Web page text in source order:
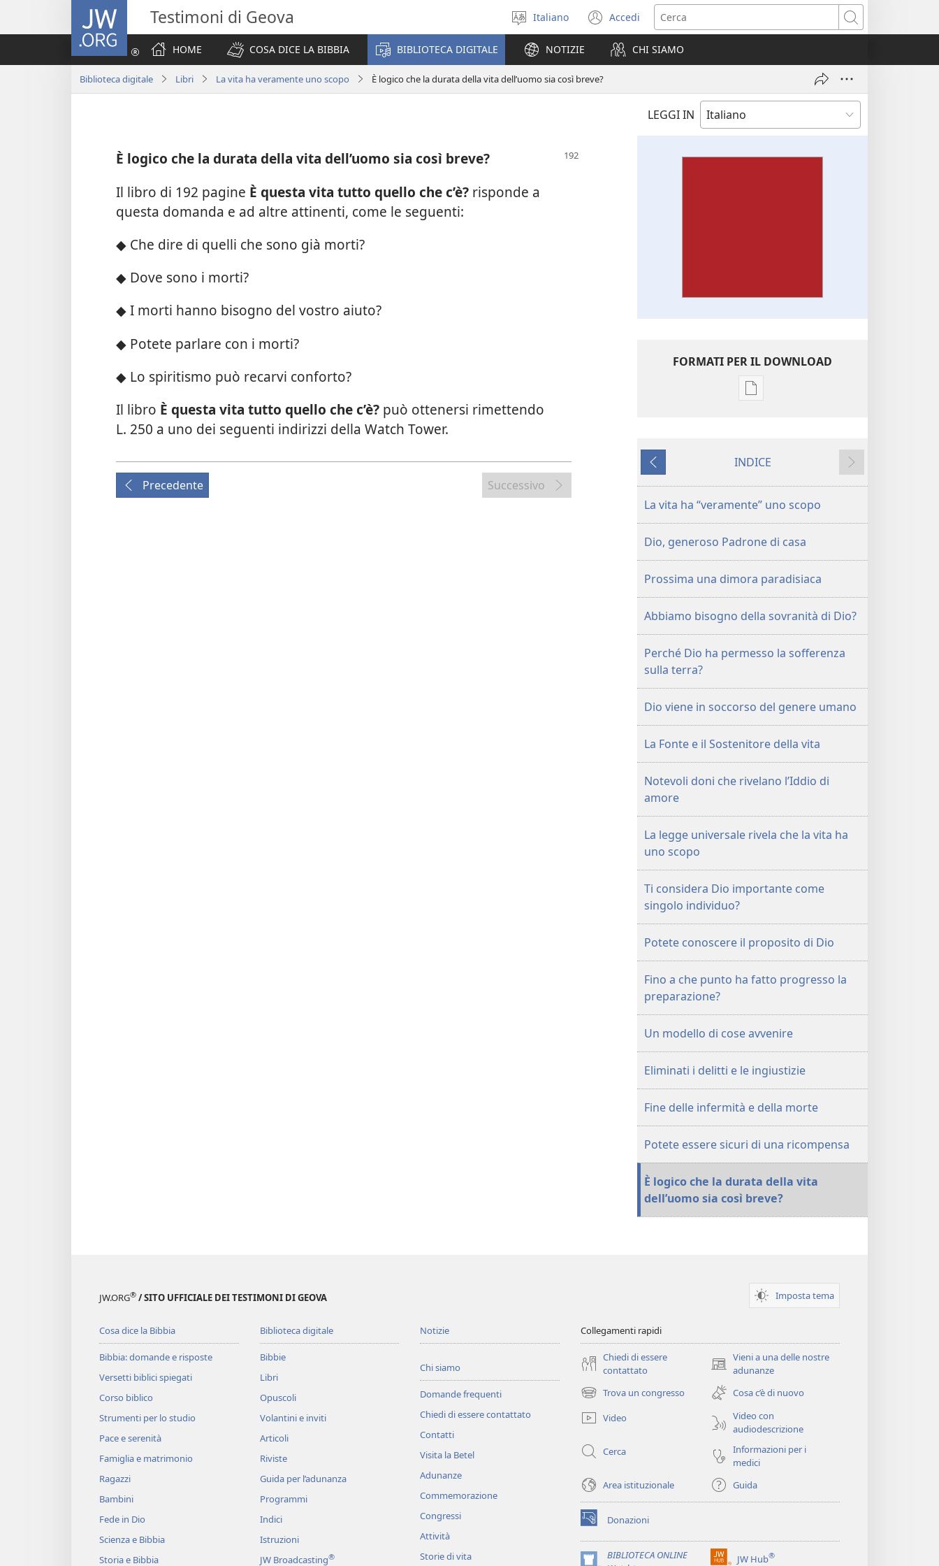
JW.ORG Testimoni di Geova
Seleziona
la
lingua
Italiano Accedi
(apre
una
nuova
finestra)
Cerca
HOME
COSA DICE LA BIBBIA BIBLIOTECA DIGITALE NOTIZIE CHI SIAMO
Biblioteca digitale Libri La vita ha veramente uno scopo È logico che la durata della vita dell’uomo sia così breve?
LEGGI IN
È logico che la durata della vita dell’uomo sia così breve?
Il libro di 192 pagine È questa vita tutto quello che c’è? risponde a
questa domanda e ad altre attinenti, come le seguenti:
◆ Che dire di quelli che sono già morti?
◆ Dove sono i morti?
◆ I morti hanno bisogno del vostro aiuto?
◆ Potete parlare con i morti?
◆ Lo spiritismo può recarvi conforto?
Il libro È questa vita tutto quello che c’è? può ottenersi rimettendo
L. 250 a uno dei seguenti indirizzi della Watch Tower.
Precedente Successivo
FORMATI PER IL DOWNLOAD
Opzioni
delle
La
vita
veramente
uno
scopo
Precedente
INDICE
Successivo
La vita ha “veramente” uno scopo
Dio, generoso Padrone di casa
Prossima una dimora paradisiaca
Abbiamo bisogno della sovranità di Dio?
Perché Dio ha permesso la sofferenza
sulla terra?
Dio viene in soccorso del genere umano
La Fonte e il Sostenitore della vita
Notevoli doni che rivelano l’Iddio di
amore
La legge universale rivela che la vita ha
uno scopo
Ti considera Dio importante come
singolo individuo?
Potete conoscere il proposito di Dio
Fino a che punto ha fatto progresso la
preparazione?
Un modello di cose avvenire
Eliminati i delitti e le ingiustizie
Fine delle infermità e della morte
Potete essere sicuri di una ricompensa
È logico che la durata della vita
dell’uomo sia così breve?
JW.ORG® / SITO UFFICIALE DEI TESTIMONI DI GEOVA Imposta tema
Cosa dice la Bibbia
Bibbia: domande e risposte
Versetti biblici spiegati
Corso biblico
Strumenti per lo studio
Pace e serenità
Famiglia e matrimonio
Ragazzi
Bambini
Fede in Dio
Scienza e Bibbia
Storia e Bibbia
Biblioteca digitale
Bibbie
Libri
Opuscoli
Volantini e inviti
Articoli
Riviste
Guida per l’adunanza
Programmi
Indici
Istruzioni
JW Broadcasting®
Notizie
Chi siamo
Domande frequenti
Chiedi di essere contattato
Contatti
Visita la Betel
Adunanze
Commemorazione
Congressi
Attività
Storie di vita
Collegamenti rapidi
Chiedi di essere
contattato
Vieni a una delle nostre
adunanze
(apre
una
nuova
finestra)
Trova un congresso
(apre
una
nuova
Cosa c’è di nuovo
Video
Video con
audiodescrizione
Cerca
Informazioni per i
medici
Area istituzionale
Guida
Donazioni
(apre
una
nuova BIBLIOTECA ONLINE
JW Hub®